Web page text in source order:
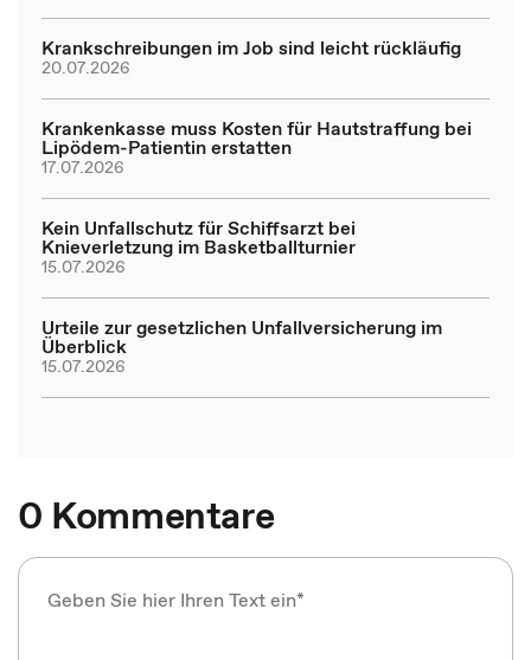
Krankschreibungen im Job sind leicht rückläufig
20.07.2026
Krankenkasse muss Kosten für Hautstraffung bei
Lipödem-Patientin erstatten
17.07.2026
Kein Unfallschutz für Schiffsarzt bei
Knieverletzung im Basketballturnier
15.07.2026
Urteile zur gesetzlichen Unfallversicherung im
Überblick
15.07.2026
0 Kommentare